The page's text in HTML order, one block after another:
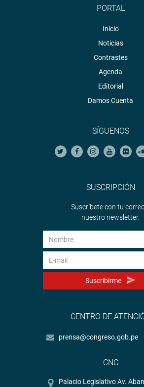
PORTAL
Inicio
Noticias
Contrastes
Agenda
Editorial
Damos Cuenta
SÍGUENOS
SUSCRIPCIÓN
Suscríbete con tu
nuestro newsletter.
Suscribirme
CENTRO DE
prensa@congreso.gob.pe
CNC
Palacio Legislativo Av.